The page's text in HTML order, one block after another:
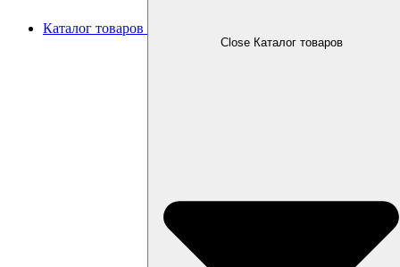
Каталог товаров
Close Каталог товаров